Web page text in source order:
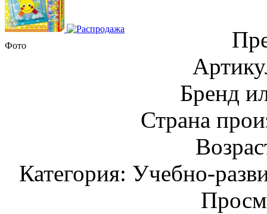
Фото
Бренд
Страна
Категория: Учебно-